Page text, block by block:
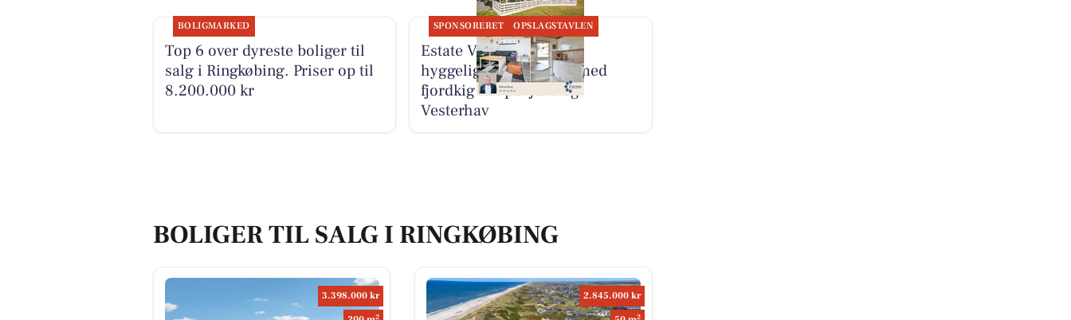
BOLIGMARKED
Top 6 over dyreste boliger til
salg i Ringkøbing. Priser op til
8.200.000 kr
SPONSORERET OPSLAGSTAVLEN
Estate Vestjylland deler
hyggeligt sommerhus med
fjordkig tæt på fjord og
Vesterhav
BOLIGER TIL SALG I RINGKØBING
3.398.000 kr
2
2.845.000 kr
2